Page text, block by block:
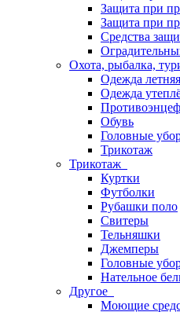
Защита при
Защита при
Средства
Охота, рыбалка,
Одежда летняя
Одежда
Обувь
Головные
Трикотаж
Трикотаж
Куртки
Футболки
Рубашки поло
Свитеры
Тельняшки
Джемперы
Головные
Нательное
Другое
Моющие